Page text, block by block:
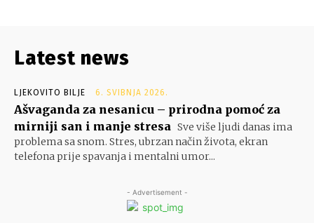
Latest news
LJEKOVITO BILJE 6. SVIBNJA 2026.
Ašvaganda za nesanicu – prirodna pomoć za
mirniji san i manje stresa Sve više ljudi danas ima
problema sa snom. Stres, ubrzan način života, ekran
telefona prije spavanja i mentalni umor...
- Advertisement -